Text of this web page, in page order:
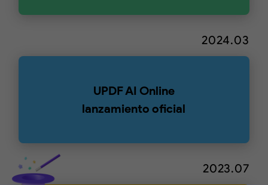
2024.03
UPDF AI Online
lanzamiento oficial
2023.07